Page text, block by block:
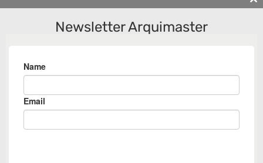
Newsletter Arquimaster